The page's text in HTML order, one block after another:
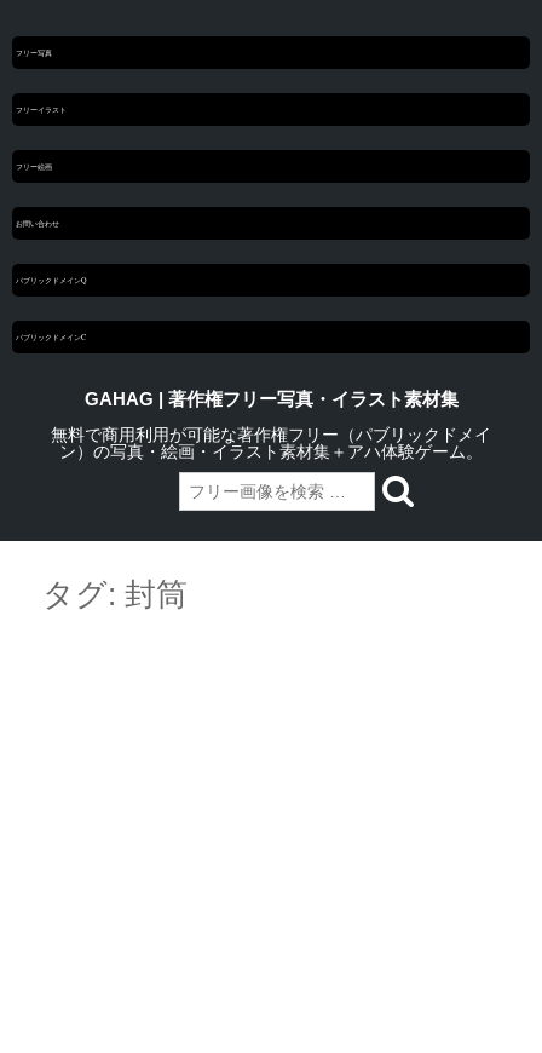
フリー写真
フリーイラスト
フリー絵画
お問い合わせ
パブリックドメインQ
パブリックドメインC
GAHAG | 著作権フリー写真・イラスト素材集
無料で商用利用が可能な著作権フリー（パブリックドメイ
ン）の写真・絵画・イラスト素材集＋アハ体験ゲーム。
contentタグ: 封筒